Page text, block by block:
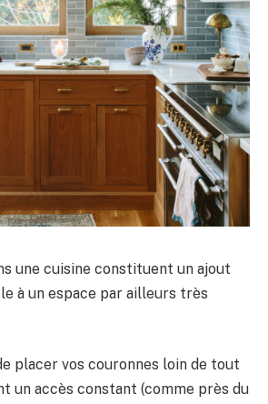
une cuisine constituent un ajout
à un espace par ailleurs très
placer vos couronnes loin de tout
un accès constant (comme près du